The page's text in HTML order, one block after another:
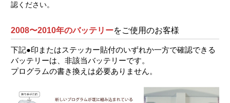
認ください。
2008〜2010年のバッテリーをご使用のお客様
下記●印またはステッカー貼付のいずれか一方で確認できる
バッテリーは、非該当バッテリーです。
プログラムの書き換えは必要ありません。